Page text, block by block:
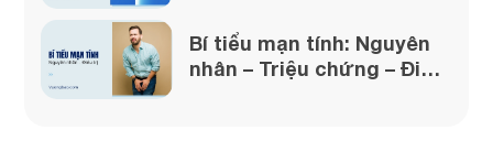
Bí tiểu mạn tính: Nguyên
nhân – Triệu chứng – Điều